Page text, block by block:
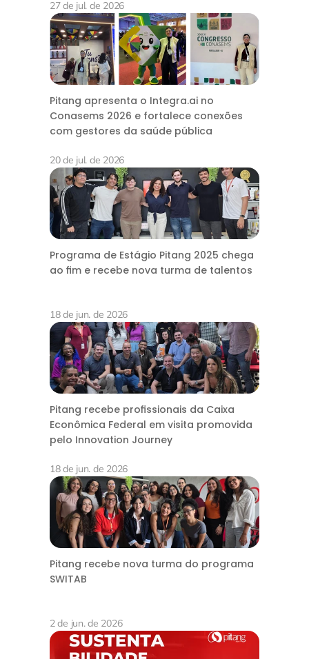
27 de jul. de 2026
Pitang apresenta o Integra.ai no
Conasems 2026 e fortalece conexões
com gestores da saúde pública
20 de jul. de 2026
Programa de Estágio Pitang 2025 chega
ao fim e recebe nova turma de talentos
18 de jun. de 2026
Pitang recebe profissionais da Caixa
Econômica Federal em visita promovida
pelo Innovation Journey
18 de jun. de 2026
Pitang recebe nova turma do programa
SWITAB
2 de jun. de 2026